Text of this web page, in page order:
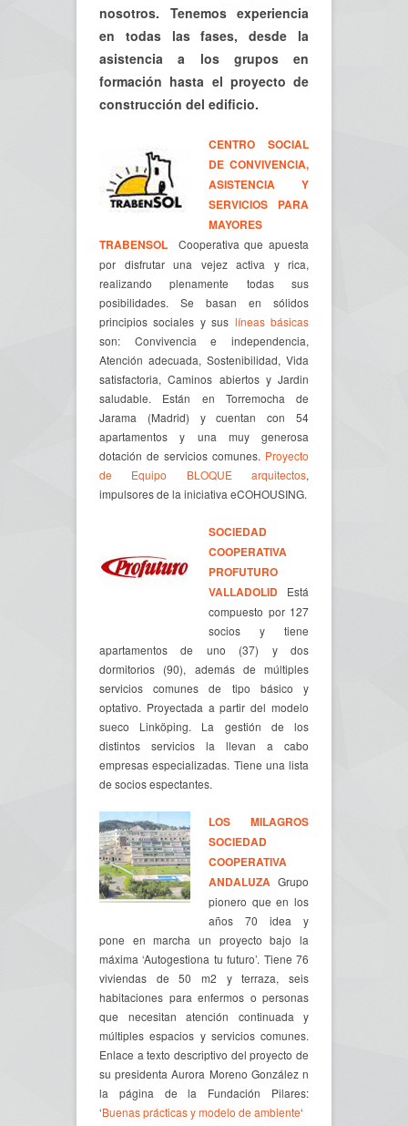
nosotros. Tenemos experiencia
en todas las fases, desde la
asistencia a los grupos en
formación hasta el proyecto de
construcción del edificio.
CENTRO SOCIAL
DE CONVIVENCIA,
ASISTENCIA Y
SERVICIOS PARA
MAYORES
TRABENSOL
Cooperativa que apuesta
por disfrutar una vejez activa y rica,
realizando plenamente todas sus
posibilidades. Se basan en sólidos
principios sociales y sus líneas básicas
son: Convivencia e independencia,
Atención adecuada, Sostenibilidad, Vida
satisfactoria, Caminos abiertos y Jardin
saludable. Están en Torremocha de
Jarama (Madrid) y cuentan con 54
apartamentos y una muy generosa
dotación de servicios comunes. Proyecto
de Equipo BLOQUE arquitectos,
impulsores de la iniciativa eCOHOUSING.
SOCIEDAD
COOPERATIVA
PROFUTURO
VALLADOLID Está
compuesto por 127
socios y tiene
apartamentos de uno (37) y dos
dormitorios (90), además de múltiples
servicios comunes de tipo básico y
optativo. Proyectada a partir del modelo
sueco Linköping. La gestión de los
distintos servicios la llevan a cabo
empresas especializadas. Tiene una lista
de socios espectantes.
LOS MILAGROS
SOCIEDAD
COOPERATIVA
ANDALUZA Grupo
pionero que en los
años 70 idea y
pone en marcha un proyecto bajo la
máxima ‘Autogestiona tu futuro’. Tiene 76
viviendas de 50 m2 y terraza, seis
habitaciones para enfermos o personas
que necesitan atención continuada y
múltiples espacios y servicios comunes.
Enlace a texto descriptivo del proyecto de
su presidenta Aurora Moreno González n
la página de la Fundación Pilares:
‘Buenas prácticas y modelo de ambiente‘